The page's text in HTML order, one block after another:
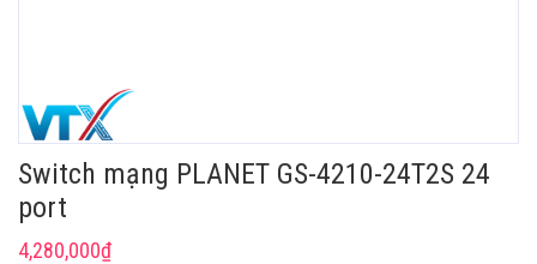
Switch mạng PLANET GS-4210-24T2S 24
port
4,280,000₫